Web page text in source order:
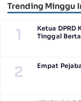
Trending Minggu
1
Ketua DPRD
Tinggal
2 Empat